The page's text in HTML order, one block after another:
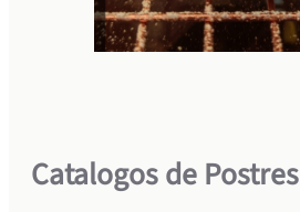
Catalogos de Postres